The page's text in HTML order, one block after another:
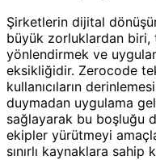
Şirketlerin dijital
büyük zorluklardan
yönlendirmek ve
eksikliğidir. Zerocode
kullanıcıların
duymadan uygulama
sağlayarak bu boşluğu
ekipler yürütmeyi
sınırlı kaynaklara